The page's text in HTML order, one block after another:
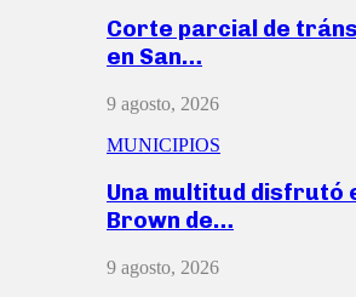
Corte parcial de
en San…
9 agosto, 2026
MUNICIPIOS
Una multitud disfrutó
Brown de…
9 agosto, 2026